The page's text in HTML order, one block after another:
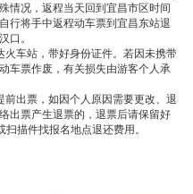
情况，返程当天回到宜昌市区时间
行将手中返程动车票到宜昌东站退
口。
车站，带好身份证件。若因未携带
车票作废，有关损失由游客个人承
出票，如因个人原因需要更改、退
出票产生退票的，退票后请保留好
描件找报名地点退还费用。